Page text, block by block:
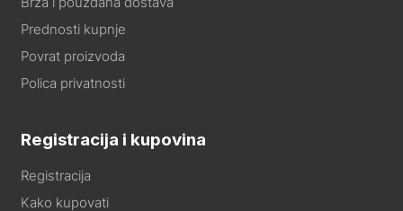
Prednosti kupnje
Povrat proizvoda
Polica privatnosti
Registracija i kupovina
Registracija
Kako kupovati